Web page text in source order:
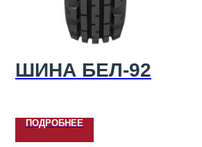
ШИНА БЕЛ-92
ПОДРОБНЕЕ